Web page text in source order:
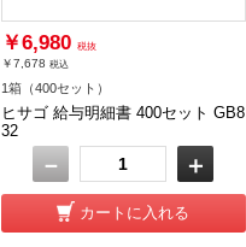
￥6,980 税抜
￥7,678 税込
1箱（400セット）
ヒサゴ 給与明細書 400セット GB8
32
－ ＋
カートに入れる